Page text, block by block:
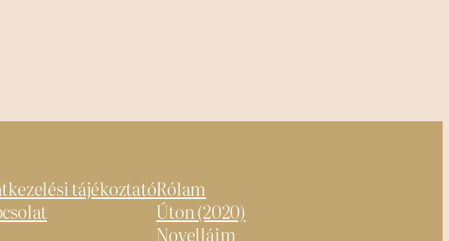
tájékoztatóRólam
Úton (2020)
Novelláim